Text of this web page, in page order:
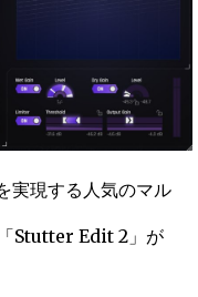
実現する人気のマル
Stutter Edit 2」が